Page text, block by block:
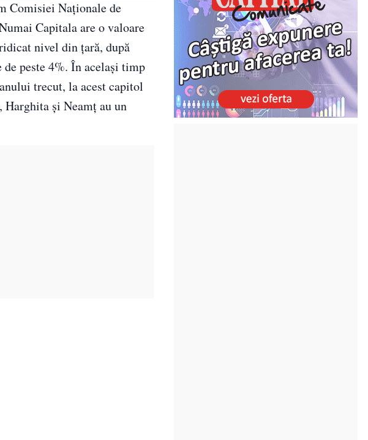
Comisiei Naţionale de
Capitala are o valoare
nivel din ţară, după
peste 4%. În același timp
trecut, la acest capitol
şi Neamţ au un